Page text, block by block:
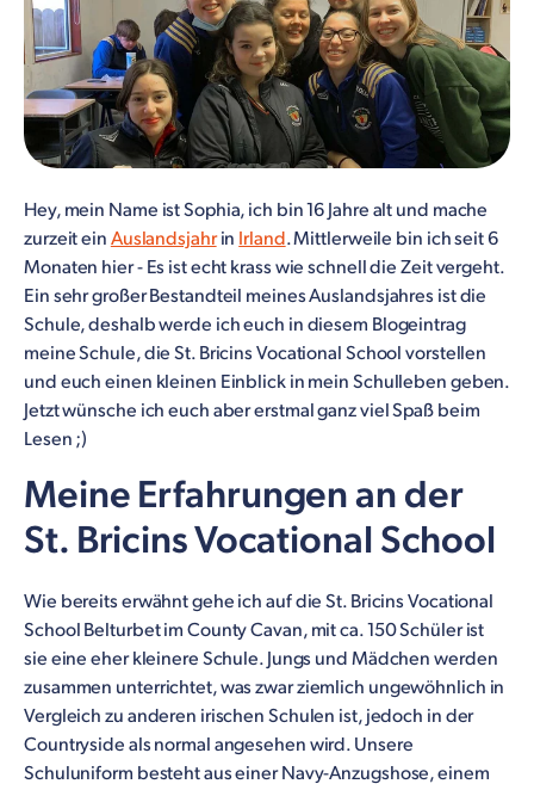
Hey, mein Name ist Sophia, ich bin 16 Jahre alt und mache
zurzeit ein Auslandsjahrin Irland. Mittlerweile bin ich seit 6
Monaten hier - Es ist echt krass wie schnell die Zeit vergeht.
Ein sehr großer Bestandteil meines Auslandsjahres ist die
Schule, deshalb werde ich euch in diesem Blogeintrag
meine Schule, die St. Bricins Vocational School vorstellen
und euch einen kleinen Einblick in mein Schulleben geben.
Jetzt wünsche ich euch aber erstmal ganz viel Spaß beim
Lesen ;)
Meine Erfahrungen an der
St. Bricins Vocational School
Wie bereits erwähnt gehe ich auf die St. Bricins Vocational
School Belturbet im County Cavan, mit ca. 150 Schüler ist
sie eine eher kleinere Schule. Jungs und Mädchen werden
zusammen unterrichtet, was zwar ziemlich ungewöhnlich in
Vergleich zu anderen irischen Schulen ist, jedoch in der
Countryside als normal angesehen wird. Unsere
Schuluniform besteht aus einer Navy-Anzugshose, einem